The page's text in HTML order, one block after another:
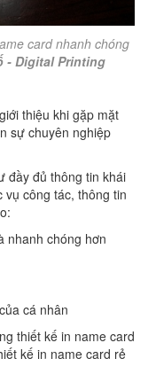
card nhanh chóng
- Digital Printing
thiệu khi gặp mặt
sự chuyên nghiệp
đầy đủ thông tin khái
công tác, thông tin
nhanh chóng hơn
cá nhân
thiết kế in name card
kế in name card rẻ